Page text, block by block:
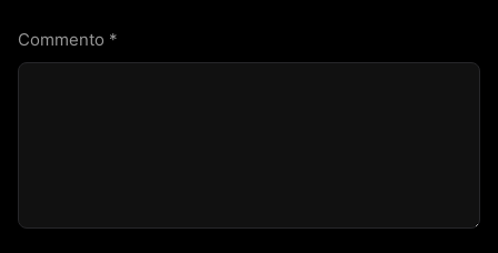
Commento *